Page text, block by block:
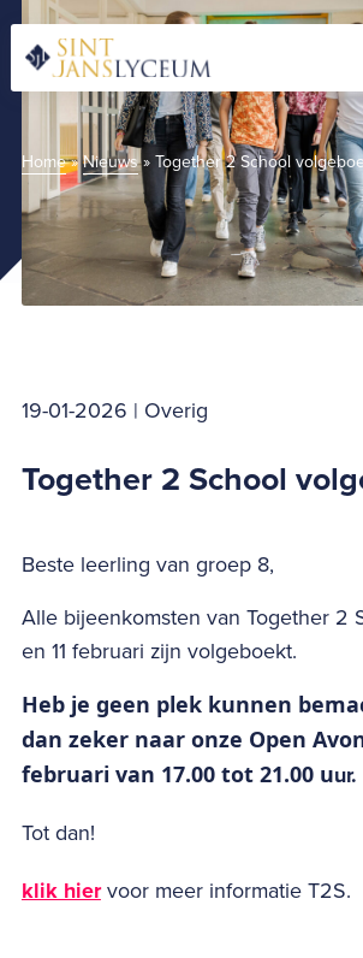
Naar
hoofdinhoud
Home
Home»Nieuws» Together 2 School
19-01-2026 | Overig
Together 2 School
Beste leerling van groep 8,
Alle bijeenkomsten van Together 2
en 11 februari zijn volgeboekt.
Heb je geen plek kunnen
dan zeker naar onze Open
februari van 17.00 tot 21.00 uur.
Tot dan!
klik hiervoor meer informatie T2S.